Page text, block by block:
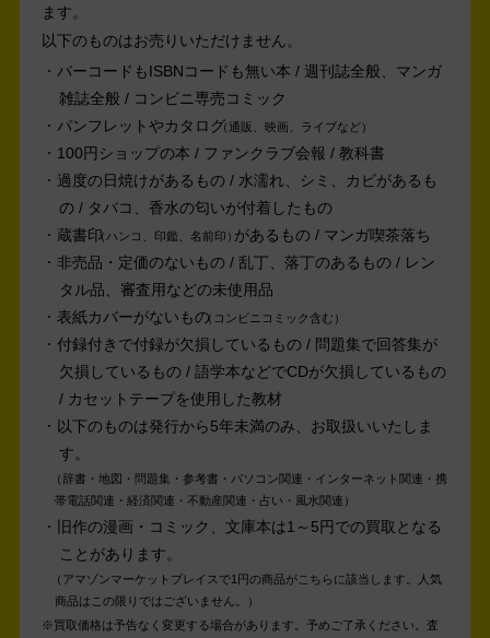
ます。
以下のものはお売りいただけません。
バーコードもISBNコードも無い本 / 週刊誌全般、マンガ
雑誌全般 / コンビニ専売コミック
パンフレットやカタログ 通販、映画、ライブなど
100円ショップの本 / ファンクラブ会報 / 教科書
過度の日焼けがあるもの / 水濡れ、シミ、カビがあるも
の / タバコ、香水の匂いが付着したもの
蔵書印 ハンコ、印鑑、名前印
があるもの / マンガ喫茶落ち
非売品・定価のないもの / 乱丁、落丁のあるもの / レン
タル品、審査用などの未使用品
表紙カバーがないもの コンビニコミック含む
付録付きで付録が欠損しているもの / 問題集で回答集が
欠損しているもの / 語学本などでCDが欠損しているもの
/ カセットテープを使用した教材
以下のものは発行から5年未満のみ、お取扱いいたしま
す。
辞書・地図・問題集・参考書・パソコン関連・インターネット関連・携
帯電話関連・経済関連・不動産関連・占い・風水関連
旧作の漫画・コミック、文庫本は1～5円での買取となる
ことがあります。
アマゾンマーケットプレイスで1円の商品がこちらに該当します。人気
商品はこの限りではございません。
買取価格は予告なく変更する場合があります。予めご了承ください。 査